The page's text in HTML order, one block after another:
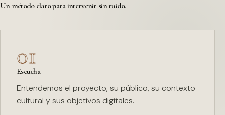
Un método claro para intervenir sin ruido.
01
Escucha
Entendemos el proyecto, su público, su contexto
cultural y sus objetivos digitales.